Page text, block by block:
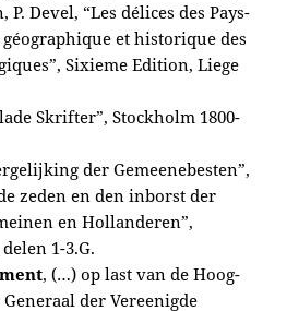
Devel, “Les délices des Pays-
et historique des
Sixieme Edition, Liege
Skrifter”, Stockholm 1800-
der Gemeenebesten”,
zeden en den inborst der
en Hollanderen”,
1-3.G.
, (…) op last van de Hoog-
der Vereenigde